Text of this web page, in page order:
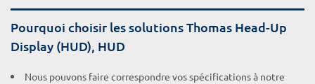
Pourquoi choisir les solutions Thomas Head-Up
Display (HUD), HUD
Nous pouvons faire correspondre vos spécifications à notre